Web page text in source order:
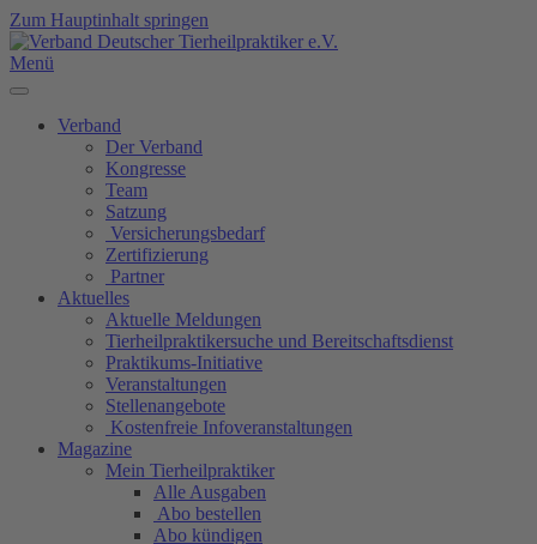
Zum Hauptinhalt springen
Menü
Verband
Der Verband
Kongresse
Team
Satzung
Versicherungsbedarf
Zertifizierung
Partner
Aktuelles
Aktuelle Meldungen
Tierheilpraktikersuche und Bereitschaftsdienst
Praktikums-Initiative
Veranstaltungen
Stellenangebote
Kostenfreie Infoveranstaltungen
Magazine
Mein Tierheilpraktiker
Alle Ausgaben
Abo bestellen
Abo kündigen